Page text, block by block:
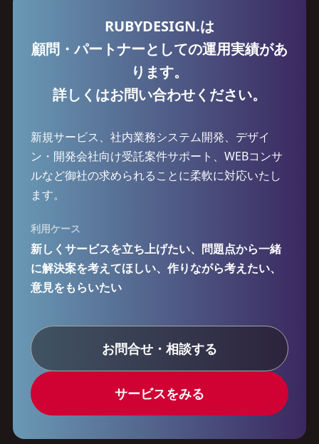
RUBYDESIGN.は
顧問・パートナーとしての運用実績があ
ります。
詳しくはお問い合わせください。
新規サービス、社内業務システム開発、デザイ
ン・開発会社向け受託案件サポート、WEBコンサ
ルなど御社の求められることに柔軟に対応いたし
ます。
利用ケース
新しくサービスを立ち上げたい、問題点から一緒
に解決案を考えてほしい、作りながら考えたい、
意見をもらいたい
お問合せ・相談する
サービスをみる